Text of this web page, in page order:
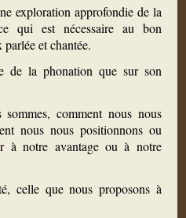
exploration approfondie de la
qui est nécessaire au bon
et chantée.
de la phonation que sur son
comment nous nous
nous nous positionnons ou
à notre avantage ou à notre
celle que nous proposons à